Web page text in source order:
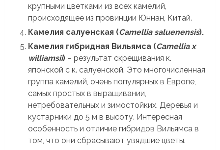
крупными цветками из всех камелий,
происходящее из провинции Юннан, Китай.
Камелия салуенская (Camellia saluenensis).
Камелия гибридная Вильямса (Camellia x
williamsii) – результат скрещивания к.
японской с к. салуенской. Это многочисленная
группа камелий, очень популярных в Европе,
самых простых в выращивании,
нетребовательных и зимостойких. Деревья и
кустарники до 5 м в высоту. Интересная
особенность и отличие гибридов Вильямса в
том, что они сбрасывают увядшие цветы.